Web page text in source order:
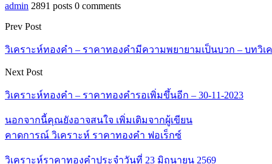
admin 2891 posts 0 comments
Prev Post
วิเคราะห์ทองคำ – ราคาทองคำมีความพยายามเป็นบวก – บทวิเค
Next Post
วิเคราะห์ทองคำ – ราคาทองคำรอเพิ่มขึ้นอีก – 30-11-2023
นอกจากนี้คุณยังอาจสนใจ เพิ่มเติมจากผู้เขียน
คาดการณ์ วิเคราะห์ ราคาทองคำ ฟอเร็กซ์
วิเคราะห์ราคาทองคำประจำวันที่ 23 มิถุนายน 2569